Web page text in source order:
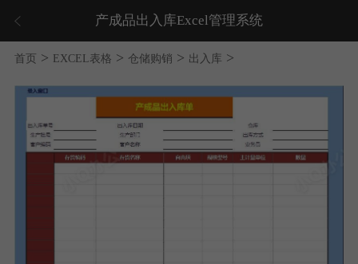
产成品出入库Excel管理系统
首页 > EXCEL表格 > 仓储购销 > 出入库 >